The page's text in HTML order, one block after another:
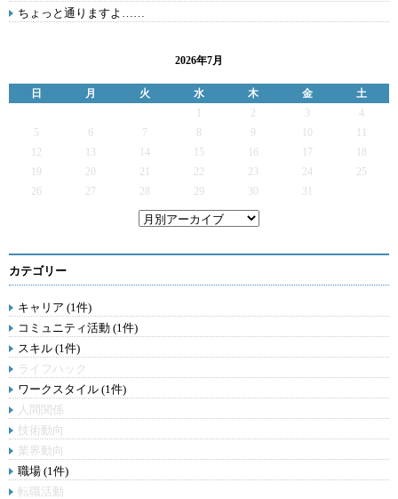
ちょっと通りますよ……
2026年7月
日 月 火 水 木 金
土
2 3
4
5
6 7 9
12
13 14 15 16 17
19
20 21 22 23 24
25
26
27 28 29 30 31
カテゴリー
キャリア (1件)
コミュニティ活動 (1件)
スキル (1件)
ライフハック
ワークスタイル (1件)
人間関係
技術動向
業界動向
職場 (1件)
転職活動